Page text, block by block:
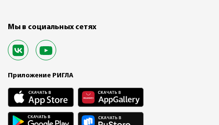
Мы в социальных сетях
Приложение РИГЛА